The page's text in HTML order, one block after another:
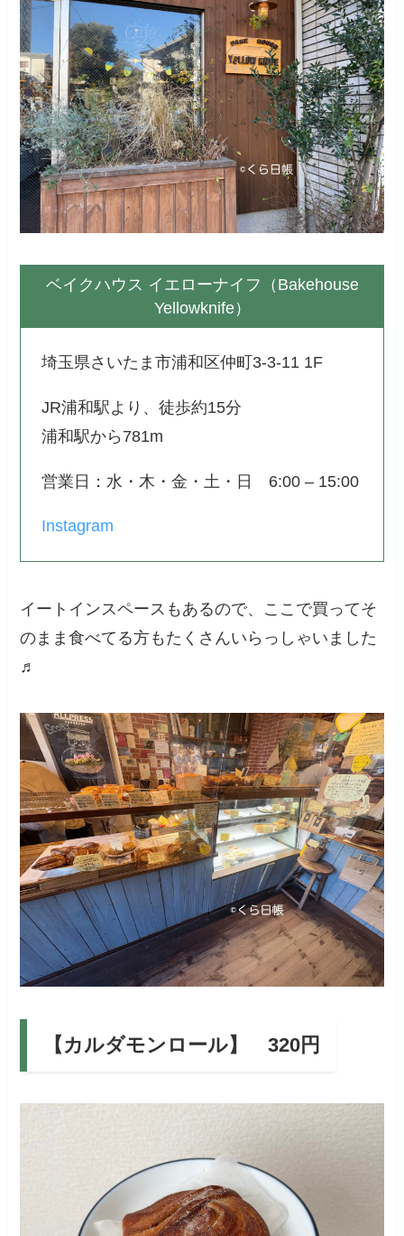
ベイクハウス イエローナイフ（Bakehouse
Yellowknife）
埼玉県さいたま市浦和区仲町3-3-11 1F
JR浦和駅より、徒歩約15分
浦和駅から781m
営業日：水・木・金・土・日 6:00 – 15:00
Instagram
イートインスペースもあるので、ここで買ってそ
のまま食べてる方もたくさんいらっしゃいました
♬
【カルダモンロール】 320円